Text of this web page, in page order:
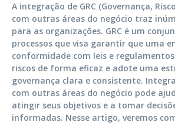
A integração de GRC (Governança,
com outras áreas do negócio traz
para as organizações. GRC é um
processos que visa garantir que uma
conformidade com leis e
riscos de forma eficaz e adote uma
governança clara e consistente.
com outras áreas do negócio pode
atingir seus objetivos e a tomar
informadas. Nesse artigo, veremos